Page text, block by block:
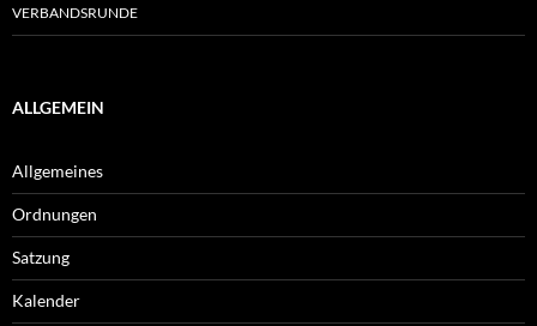
VERBANDSRUNDE
ALLGEMEIN
Allgemeines
Ordnungen
Satzung
Kalender